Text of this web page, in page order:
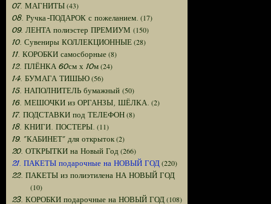
07. МАГНИТЫ(43)
08. Ручка-ПОДАРОК с пожеланием. (17)
09. ЛЕНТА полиэстер ПРЕМИУМ (150)
10. Сувениры КОЛЛЕКЦИОННЫЕ(28)
11. КОРОБКИ самосборные(8)
12. ПЛЁНКА 60см х 10м(24)
14. БУМАГА ТИШЬЮ(56)
15. НАПОЛНИТЕЛЬ бумажный (50)
16. МЕШОЧКИ из ОРГАНЗЫ, ШЁЛКА. (2)
17. ПОДСТАВКИ под ТЕЛЕФОН(8)
18. КНИГИ. ПОСТЕРЫ. (11)
19. "КАБИНЕТ" для открыток(2)
20. ОТКРЫТКИ на Новый Год (266)
21. ПАКЕТЫ подарочные на НОВЫЙ ГОД(220)
22. ПАКЕТЫ из полиэтилена НА НОВЫЙ ГОД
(10)
23. КОРОБКИ подарочные на НОВЫЙ ГОД(108)